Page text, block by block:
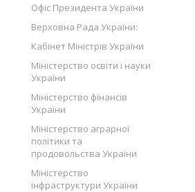
Офіс Президента України
Верховна Рада України:
Кабінет Міністрів України
Міністерство освіти і науки
України
Міністерство фінансів
України
Міністерство аграрної
політики та
продовольства України
Міністерство
інфраструктури України